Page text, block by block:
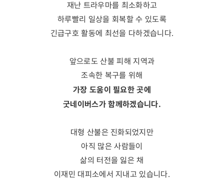
재난 트라우마를 최소화하고
하루빨리 일상을 회복할 수 있도록
긴급구호 활동에 최선을 다하겠습니다.
앞으로도 산불 피해 지역과
조속한 복구를 위해
가장 도움이 필요한 곳에
굿네이버스가 함께하겠습니다.
대형 산불은 진화되었지만
아직 많은 사람들이
삶의 터전을 잃은 채
이재민 대피소에서 지내고 있습니다.